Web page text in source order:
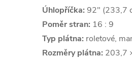
Úhlopříčka: 92" (233,7
Poměr stran: 16 : 9
Typ plátna: roletové,
Rozměry plátna: 203,7